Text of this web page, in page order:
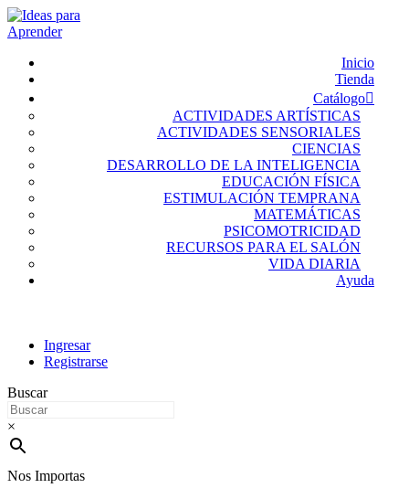
Inicio
Tienda
Catálogo
ACTIVIDADES ARTÍSTICAS
ACTIVIDADES SENSORIALES
CIENCIAS
DESARROLLO DE LA INTELIGENCIA
EDUCACIÓN FÍSICA
ESTIMULACIÓN TEMPRANA
MATEMÁTICAS
PSICOMOTRICIDAD
RECURSOS PARA EL SALÓN
VIDA DIARIA
Ayuda
Ingresar
Registrarse
Buscar
×
Nos Importas